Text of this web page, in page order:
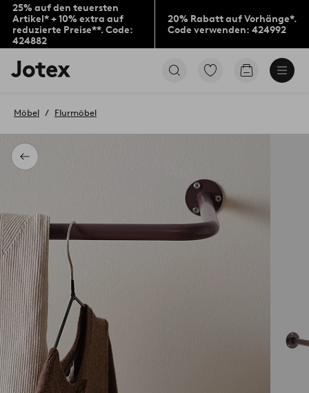
25% auf den teuersten
Artikel* + 10% extra auf
reduzierte Preise**. Code:
424882
20% Rabatt auf Vorhänge*.
Code verwenden: 424992
Jotex-
Logo
Startseite
Zu
Produkten
Zum
Zurück
Möbel Flurmöbel